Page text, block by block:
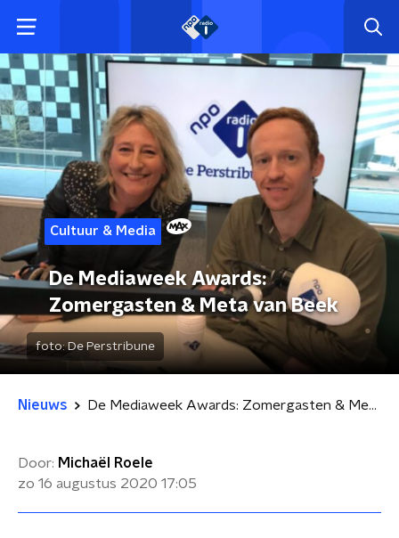
Cultuur & Media
De Mediaweek Awards:
Zomergasten & Meta van Beek
foto:De Perstribune
Nieuws De Mediaweek Awards: Zomergasten & Meta van Beek
Door: Michaël Roele
zo 16 augustus 2020 17:05